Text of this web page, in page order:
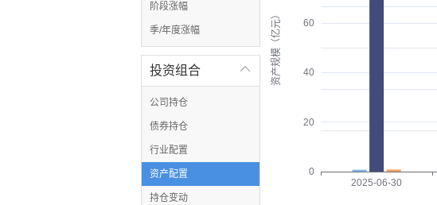
阶段涨幅
季/年度涨幅

投资组合
公司持仓
债券持仓
行业配置
资产配置
持仓变动
资产规模（亿元）
0
20
40
60
2025-06-30